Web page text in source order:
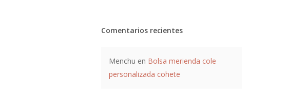
Comentarios recientes
Menchu en Bolsa merienda cole
personalizada cohete